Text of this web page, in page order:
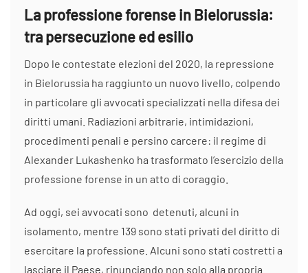
La professione forense in Bielorussia:
tra persecuzione ed esilio
Dopo le contestate elezioni del 2020, la repressione
in Bielorussia ha raggiunto un nuovo livello, colpendo
in particolare gli avvocati specializzati nella difesa dei
diritti umani. Radiazioni arbitrarie, intimidazioni,
procedimenti penali e persino carcere: il regime di
Alexander Lukashenko ha trasformato l’esercizio della
professione forense in un atto di coraggio.
Ad oggi, sei avvocati sono detenuti, alcuni in
isolamento, mentre 139 sono stati privati del diritto di
esercitare la professione. Alcuni sono stati costretti a
lasciare il Paese, rinunciando non solo alla propria